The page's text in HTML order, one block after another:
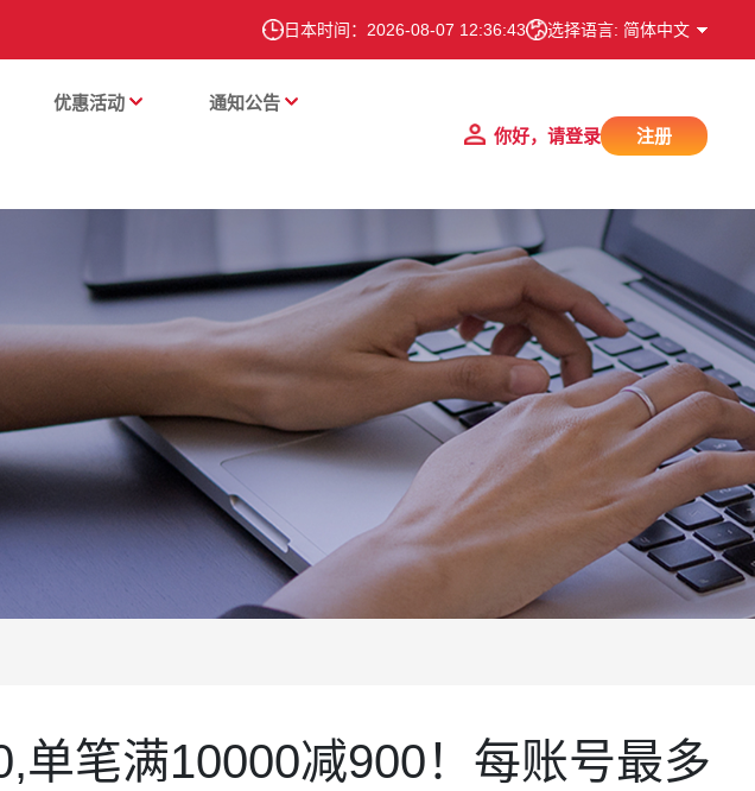
日本时间： 2026-08-07 12:36:44 选择语言: 简体中文
优惠活动 通知公告
你好，请登录 注册
单笔满10000减900！每账号最多